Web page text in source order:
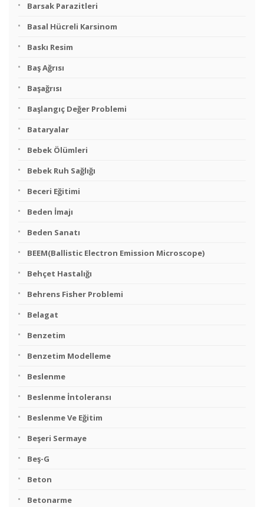
Barsak Parazitleri
Basal Hücreli Karsinom
Baskı Resim
Baş Ağrısı
Başağrısı
Başlangıç Değer Problemi
Bataryalar
Bebek Ölümleri
Bebek Ruh Sağlığı
Beceri Eğitimi
Beden İmajı
Beden Sanatı
BEEM(Ballistic Electron Emission Microscope)
Behçet Hastalığı
Behrens Fisher Problemi
Belagat
Benzetim
Benzetim Modelleme
Beslenme
Beslenme İntoleransı
Beslenme Ve Eğitim
Beşeri Sermaye
Beş-G
Beton
Betonarme